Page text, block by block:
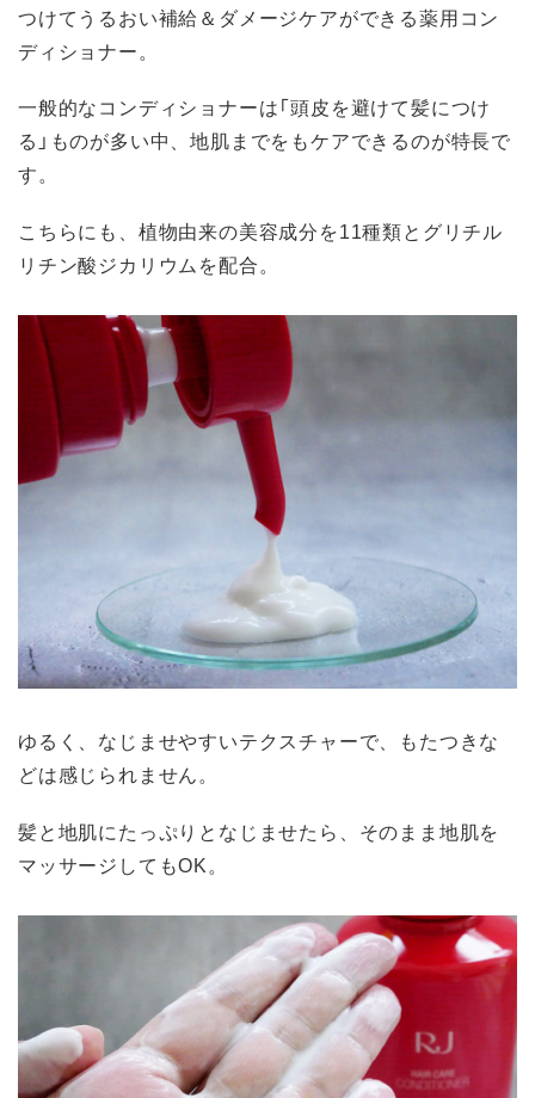
つけてうるおい補給＆ダメージケアができる薬用コン
ディショナー。
一般的なコンディショナーは「頭皮を避けて髪につけ
る」ものが多い中、地肌までをもケアできるのが特長で
す。
こちらにも、植物由来の美容成分を11種類とグリチル
リチン酸ジカリウムを配合。
ゆるく、なじませやすいテクスチャーで、もたつきな
どは感じられません。
髪と地肌にたっぷりとなじませたら、そのまま地肌を
マッサージしてもOK。